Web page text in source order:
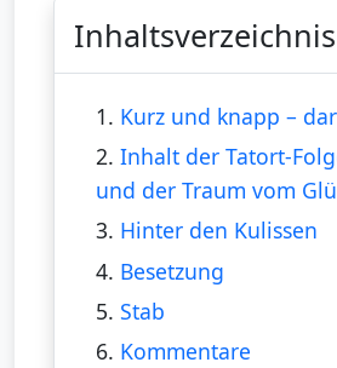
Inhaltsverzeichnis
1. Kurz und knapp –
2. Inhalt der Tatort-
und der Traum vom
3. Hinter den Kulissen
4. Besetzung
5. Stab
6. Kommentare